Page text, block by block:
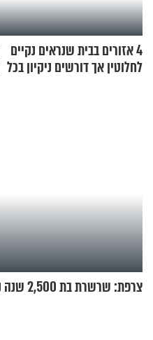
4 אזורים בבית שנראים נקיים
לחלוטין אך דורשים ניקיון בכל
צרפת: שרשרת בת 2,500 שנה נגנבה ממוזיאון לאור היום